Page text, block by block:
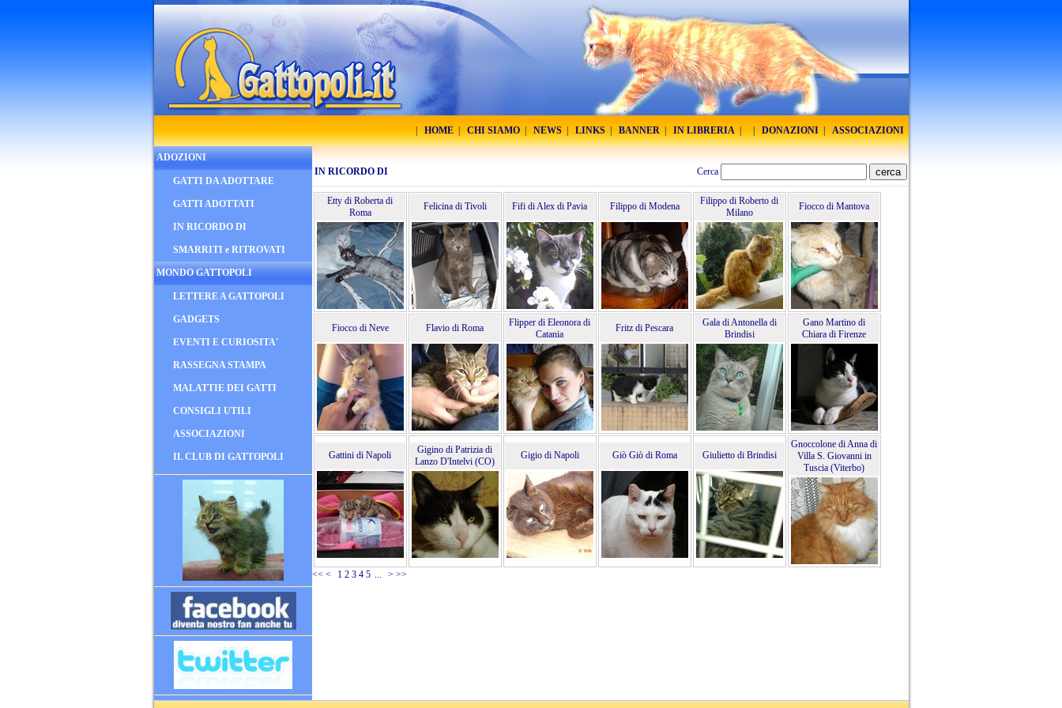
HOME CHI SIAMO NEWS LINKS BANNER IN LIBRERIA DONAZIONI ASSOCIAZIONI
ADOZIONI
GATTI DA ADOTTARE
GATTI ADOTTATI
IN RICORDO DI
SMARRITI e RITROVATI
MONDO GATTOPOLI
LETTERE A GATTOPOLI
GADGETS
EVENTI E CURIOSITA'
RASSEGNA STAMPA
MALATTIE DEI GATTI
CONSIGLI UTILI
ASSOCIAZIONI
IL CLUB DI GATTOPOLI
IN RICORDO DI Cerca
Etty di Roberta di
Roma
Felicina di Tivoli Fifi di Alex di Pavia Filippo di Modena
Filippo di Roberto di
Milano
Fiocco di Mantova
Fiocco di Neve Flavio di Roma
Flipper di Eleonora di
Catania
Fritz di Pescara
Gala di Antonella di
Brindisi
Gano Martino di
Chiara di Firenze
Gattini di Napoli
Gigino di Patrizia di
Lanzo D'Intelvi (CO)
Gigio di Napoli Giò Giò di Roma Giulietto di Brindisi
Gnoccolone di Anna di
Villa S. Giovanni in
Tuscia (Viterbo)
<< < 1 2 3 4 5 ... > >>